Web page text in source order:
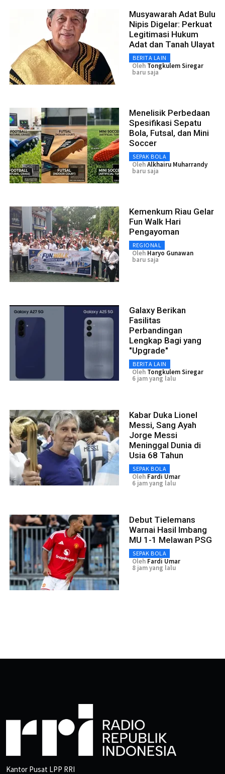
Musyawarah Adat Bulu
Nipis Digelar: Perkuat
Legitimasi Hukum
Adat dan Tanah Ulayat
BERITA LAIN
Oleh Tongkulem Siregar
baru saja
Menelisik Perbedaan
Spesifikasi Sepatu
Bola, Futsal, dan Mini
Soccer
SEPAK BOLA
OlehAlkhairu Muharrandy
baru saja
Kemenkum Riau Gelar
Fun Walk Hari
Pengayoman
REGIONAL
Oleh Haryo Gunawan
baru saja
Galaxy Berikan
Fasilitas
Perbandingan
Lengkap Bagi yang
"Upgrade"
BERITA LAIN
Oleh Tongkulem Siregar
6 jam yang lalu
Kabar Duka Lionel
Messi, Sang Ayah
Jorge Messi
Meninggal Dunia di
Usia 68 Tahun
SEPAK BOLA
Oleh Fardi Umar
6 jam yang lalu
Debut Tielemans
Warnai Hasil Imbang
MU 1-1 Melawan PSG
SEPAK BOLA
Oleh Fardi Umar
8 jam yang lalu
Kantor Pusat LPP RRI